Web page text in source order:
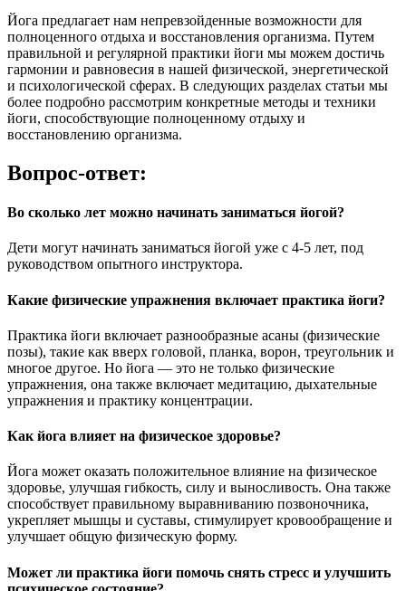
Йога предлагает нам непревзойденные возможности для
полноценного отдыха и восстановления организма. Путем
правильной и регулярной практики йоги мы можем достичь
гармонии и равновесия в нашей физической, энергетической
и психологической сферах. В следующих разделах статьи мы
более подробно рассмотрим конкретные методы и техники
йоги, способствующие полноценному отдыху и
восстановлению организма.
Вопрос-ответ:
Во сколько лет можно начинать заниматься йогой?
Дети могут начинать заниматься йогой уже с 4-5 лет, под
руководством опытного инструктора.
Какие физические упражнения включает практика йоги?
Практика йоги включает разнообразные асаны (физические
позы), такие как вверх головой, планка, ворон, треугольник и
многое другое. Но йога — это не только физические
упражнения, она также включает медитацию, дыхательные
упражнения и практику концентрации.
Как йога влияет на физическое здоровье?
Йога может оказать положительное влияние на физическое
здоровье, улучшая гибкость, силу и выносливость. Она также
способствует правильному выравниванию позвоночника,
укрепляет мышцы и суставы, стимулирует кровообращение и
улучшает общую физическую форму.
Может ли практика йоги помочь снять стресс и улучшить